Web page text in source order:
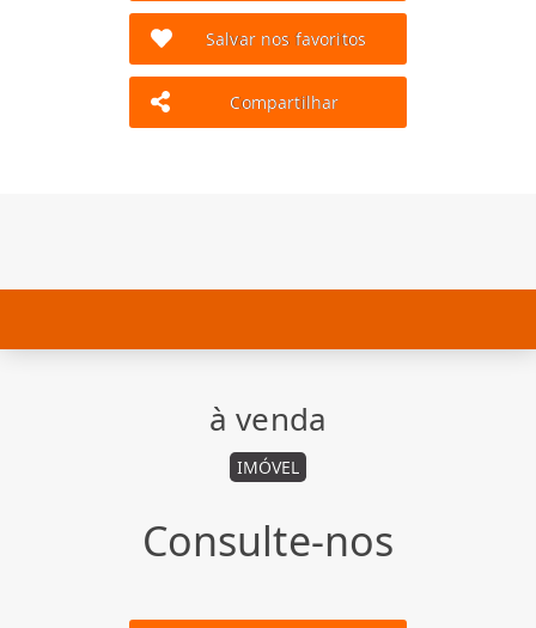
Salvar nos favoritos
Compartilhar
à venda
IMÓVEL
Consulte-nos